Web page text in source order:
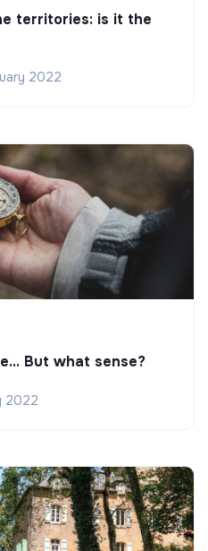
territories: is it the
2022
But what sense?
2022